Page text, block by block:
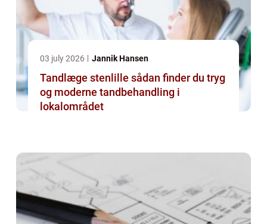
03 july 2026 Jannik Hansen
Tandlæge stenlille sådan finder du tryg
og moderne tandbehandling i
lokalområdet